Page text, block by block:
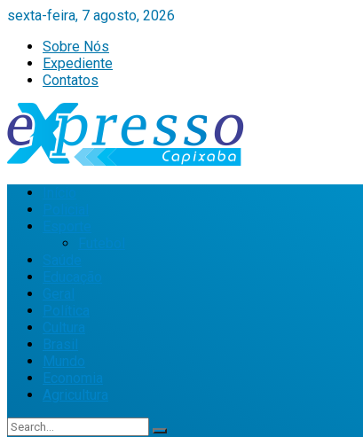
sexta-feira, 7 agosto, 2026
Sobre Nós
Expediente
Contatos
Política
Cultura
Brasil
Mundo
Economia
Agricultura